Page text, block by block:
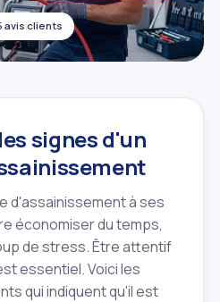
avis clients
signes d'un
d'assainissement à ses
économiser du temps,
de stress. Être attentif
essentiel. Voici les
qui indiquent qu'il est